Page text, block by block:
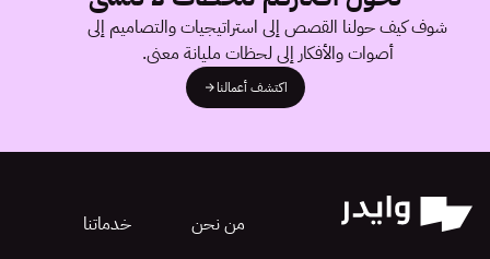
شوف كيف حولنا القصص إلى استراتيجيات والتصاميم إلى
أصوات والأفكار إلى لحظات مليانة معنى.
اكتشف أعمالنا
من نحن خدماتنا